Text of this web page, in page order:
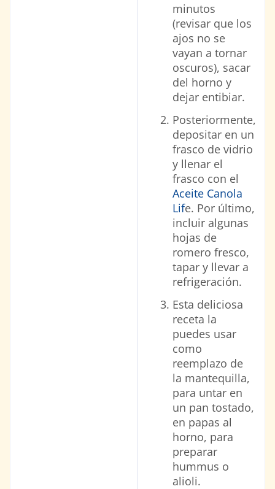
minutos
(revisar que los
ajos no se
vayan a tornar
oscuros), sacar
del horno y
dejar entibiar.
Posteriormente,
depositar en un
frasco de vidrio
y llenar el
frasco con el
Aceite Canola
Life. Por último,
incluir algunas
hojas de
romero fresco,
tapar y llevar a
refrigeración.
Esta deliciosa
receta la
puedes usar
como
reemplazo de
la mantequilla,
para untar en
un pan tostado,
en papas al
horno, para
preparar
hummus o
alioli.